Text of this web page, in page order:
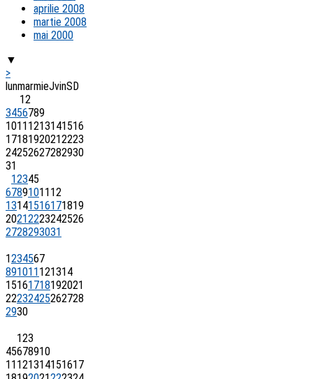
aprilie 2008
martie 2008
mai 2000
▼
>
lunmarmieJvinSD
12
3456789
10111213141516
17181920212223
24252627282930
31
12345
6789101112
13141516171819
20212223242526
2728293031
1234567
891011121314
15161718192021
22232425262728
2930
123
45678910
11121314151617